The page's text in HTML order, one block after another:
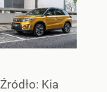
Źródło: Kia